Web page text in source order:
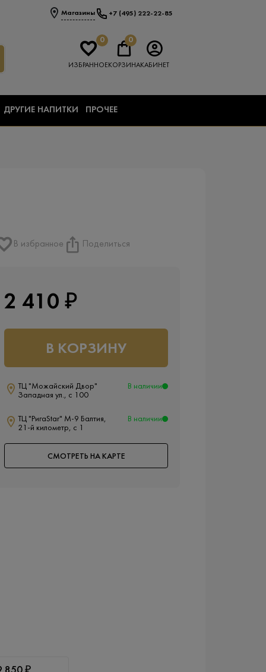
Магазины +7 (495) 222-22-85
0
ИЗБРАННОЕ
0
КОРЗИНАКАБИНЕТ
ДРУГИЕ НАПИТКИ ПРОЧЕЕ
В избранное Поделиться
2 410 ₽
В КОРЗИНУ
ТЦ "Можайский Двор"
Западная ул., с 100
В наличии
ТЦ "РигаStar" М-9 Балтия,
21-й километр, с 1
В наличии
СМОТРЕТЬ НА КАРТЕ